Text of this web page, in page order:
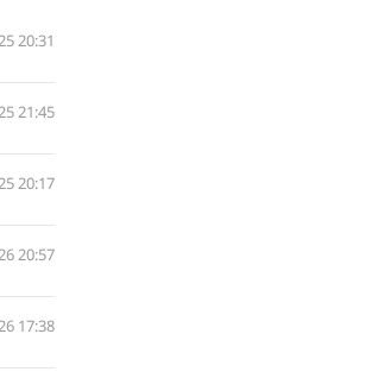
20:31
21:45
20:17
20:57
17:38